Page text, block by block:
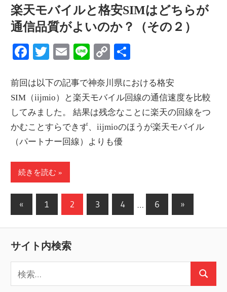
楽天モバイルと格安SIMはどちらが
通信品質がよいのか？（その２）
Facebook
Twitter
EmailLineCopy
前回は以下の記事で神奈川県における格安
SIM（iijmio）と楽天モバイル回線の通信速度を比較
してみました。 結果は残念なことに楽天の回線をつ
かむことすらできず、iijmioのほうが楽天モバイル
（パートナー回線）よりも優
続きを読む
投
の
ペ
ー
«
の
事
1 2 3 4 … 6
次
の
»
サイト内検索
索:
検